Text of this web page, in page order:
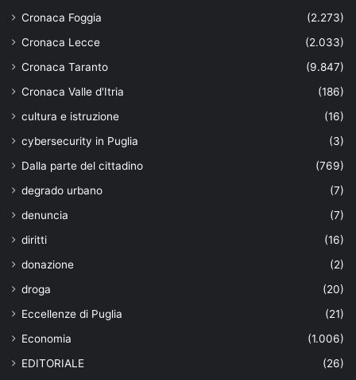
Cronaca Foggia
(2.273)
Cronaca Lecce
(2.033)
Cronaca Taranto
(9.847)
Cronaca Valle d'Itria
(186)
cultura e istruzione
(16)
cybersecurity in Puglia
(3)
Dalla parte del cittadino
(769)
degrado urbano
(7)
denuncia
(7)
diritti
(16)
donazione
(2)
droga
(20)
Eccellenze di Puglia
(21)
Economia
(1.006)
EDITORIALE
(26)